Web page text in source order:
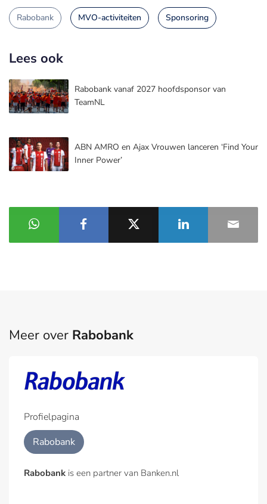
Rabobank MVO-activiteiten Sponsoring
Lees ook
Rabobank vanaf 2027 hoofdsponsor van
TeamNL
ABN AMRO en Ajax Vrouwen lanceren ‘Find Your
Inner Power’
Meer over Rabobank
Profielpagina
Rabobank
Rabobank is een partner van Banken.nl